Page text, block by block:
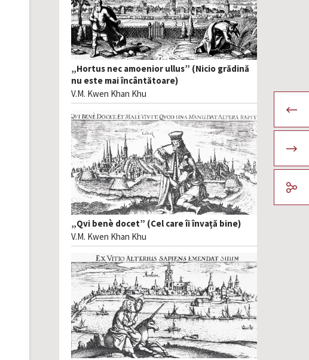
„Hortus nec amoenior ullus” (Nicio grădină
nu este mai încântătoare)
V.M. Kwen Khan Khu
„Qvi benè docet” (Cel care îi învață bine)
V.M. Kwen Khan Khu